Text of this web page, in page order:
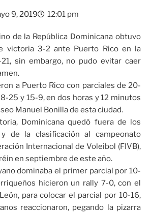
9, 2019 12:01 pm
de la República Dominicana obtuvo
victoria 3-2 ante Puerto Rico en la
21, sin embargo, no pudo evitar caer
a Puerto Rico con parciales de 20-
25 y 15-9, en dos horas y 12 minutos
Manuel Bonilla de esta ciudad.
Dominicana quedó fuera de los
de la clasificación al campeonato
Internacional de Voleibol (FIVB),
en septiembre de este año.
dominaba el primer parcial por 10-
hicieron un rally 7-0, con el
para colocar el parcial por 10-16,
reaccionaron, pegando la pizarra